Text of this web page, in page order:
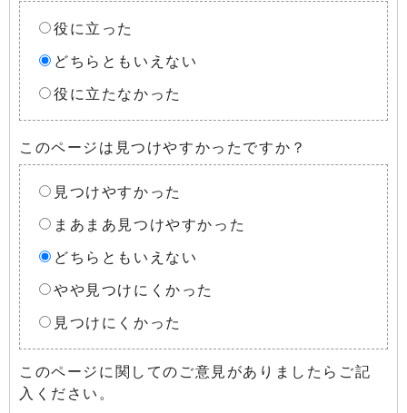
役に立った
どちらともいえない
役に立たなかった
このページは見つけやすかったですか？
見つけやすかった
まあまあ見つけやすかった
どちらともいえない
やや見つけにくかった
見つけにくかった
このページに関してのご意見がありましたらご記
入ください。